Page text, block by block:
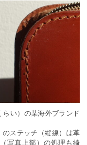
い）の某海外ブランド
ステッチ（縦線）は革
写真上部）の処理も綺